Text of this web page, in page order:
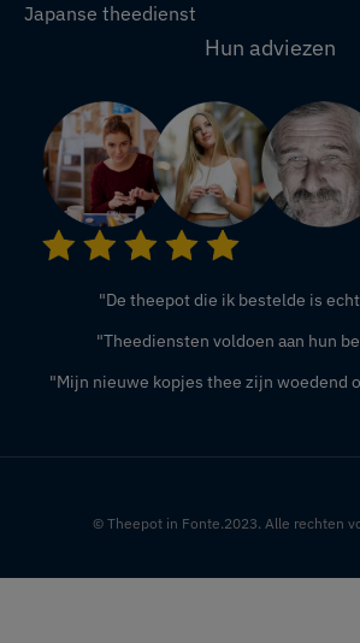
Japanse theedienst
Hun adviezen
"De theepot die ik bestelde is
"Theediensten voldoen aan hun
"Mijn nieuwe kopjes thee zijn woedend
© Theepot in Fonte.2023. Alle rechten